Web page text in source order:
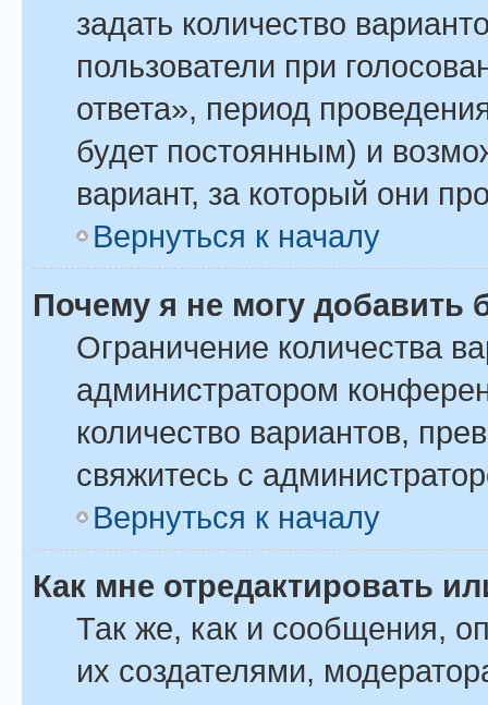
задать количество
пользователи при
ответа», период
будет постоянным) и
вариант, за который они
Вернуться к началу
Почему я не могу добавить
Ограничение количества
администратором
количество вариантов,
свяжитесь с
Вернуться к началу
Как мне отредактировать
Так же, как и сообщения,
их создателями,